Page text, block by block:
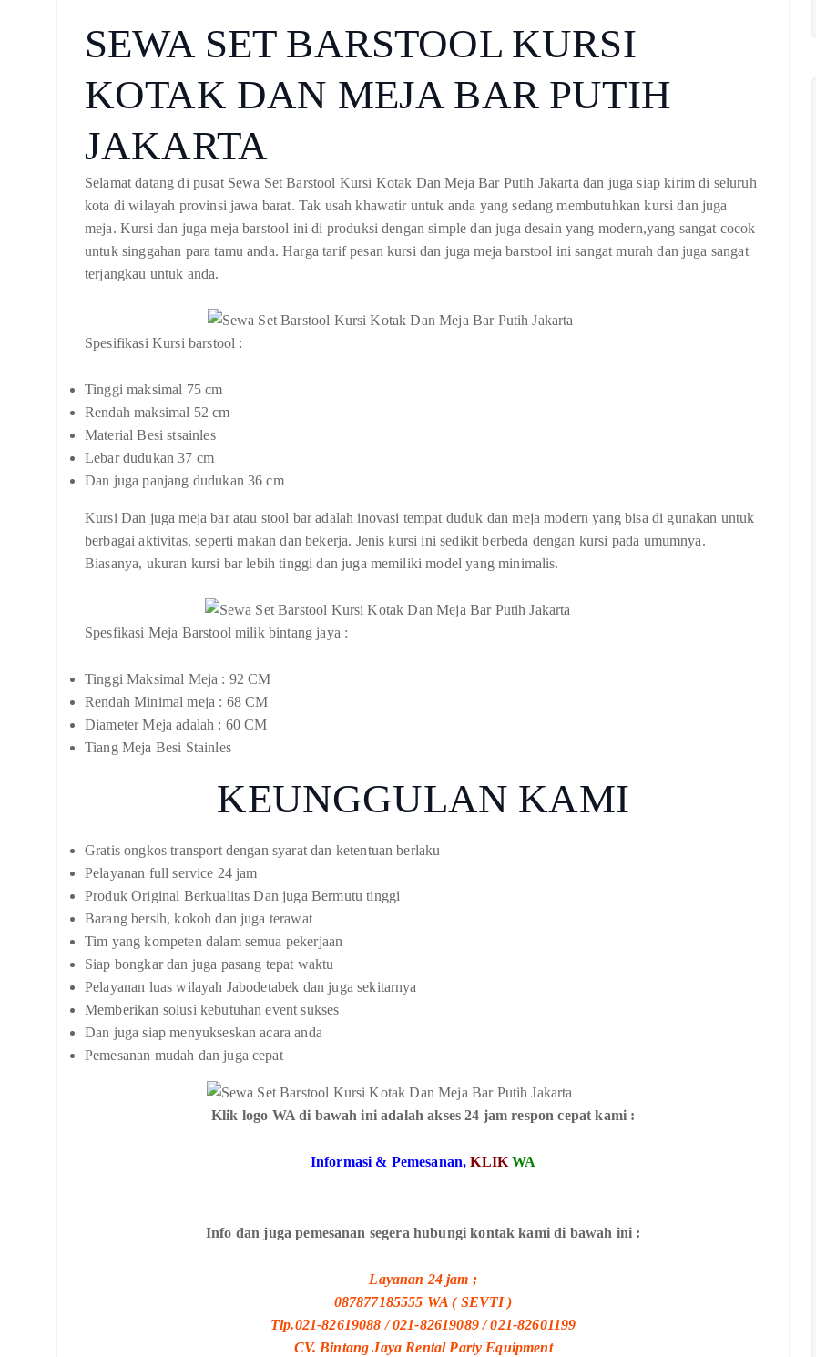
SEWA SET BARSTOOL KURSI
KOTAK DAN MEJA BAR PUTIH
JAKARTA
Selamat datang di pusat Sewa Set Barstool Kursi Kotak Dan Meja Bar Putih Jakarta dan juga siap kirim di seluruh
kota di wilayah provinsi jawa barat. Tak usah khawatir untuk anda yang sedang membutuhkan kursi dan juga
meja. Kursi dan juga meja barstool ini di produksi dengan simple dan juga desain yang modern,yang sangat cocok
untuk singgahan para tamu anda. Harga tarif pesan kursi dan juga meja barstool ini sangat murah dan juga sangat
terjangkau untuk anda.
Spesifikasi Kursi barstool :
Tinggi maksimal 75 cm
Rendah maksimal 52 cm
Material Besi stsainles
Lebar dudukan 37 cm
Dan juga panjang dudukan 36 cm
Kursi Dan juga meja bar atau stool bar adalah inovasi tempat duduk dan meja modern yang bisa di gunakan untuk
berbagai aktivitas, seperti makan dan bekerja. Jenis kursi ini sedikit berbeda dengan kursi pada umumnya.
Biasanya, ukuran kursi bar lebih tinggi dan juga memiliki model yang minimalis.
Spesfikasi Meja Barstool milik bintang jaya :
Tinggi Maksimal Meja : 92 CM
Rendah Minimal meja : 68 CM
Diameter Meja adalah : 60 CM
Tiang Meja Besi Stainles
KEUNGGULAN KAMI
Gratis ongkos transport dengan syarat dan ketentuan berlaku
Pelayanan full service 24 jam
Produk Original Berkualitas Dan juga Bermutu tinggi
Barang bersih, kokoh dan juga terawat
Tim yang kompeten dalam semua pekerjaan
Siap bongkar dan juga pasang tepat waktu
Pelayanan luas wilayah Jabodetabek dan juga sekitarnya
Memberikan solusi kebutuhan event sukses
Dan juga siap menyukseskan acara anda
Pemesanan mudah dan juga cepat
Klik logo WA di bawah ini adalah akses 24 jam respon cepat kami :
Informasi & Pemesanan,KLIK WA
Info dan juga pemesanan segera hubungi kontak kami di bawah ini :
Layanan 24 jam ;
087877185555 WA ( SEVTI )
Tlp.021-82619088 / 021-82619089 / 021-82601199
CV. Bintang Jaya Rental Party Equipment